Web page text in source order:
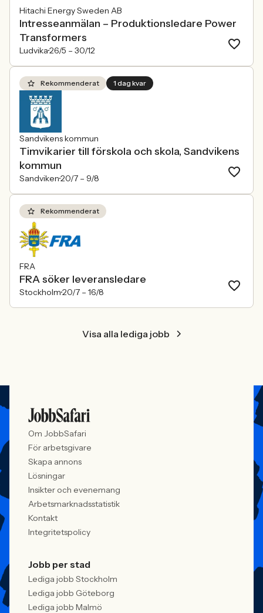
Hitachi Energy Sweden AB
Intresseanmälan – Produktionsledare Power
Transformers
Ludvika26/5 – 30/12
Rekommenderat 1 dag kvar
Sandvikens kommun
Timvikarier till förskola och skola, Sandvikens
kommun
Sandviken20/7 – 9/8
Rekommenderat
FRA
FRA söker leveransledare
Stockholm20/7 – 16/8
Visa alla lediga jobb
Om JobbSafari
För arbetsgivare
Skapa annons
Lösningar
Insikter och evenemang
Arbetsmarknadsstatistik
Kontakt
Integritetspolicy
Jobb per stad
Lediga jobb Stockholm
Lediga jobb Göteborg
Lediga jobb Malmö